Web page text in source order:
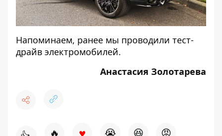
Напоминаем, ранее мы проводили тест-
драйв электромобилей.
Анастасия Золотарева
🔥 ♥ 😭 😆 😡